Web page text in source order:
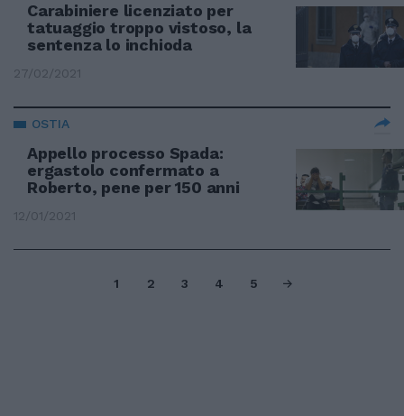
Carabiniere licenziato per
tatuaggio troppo vistoso, la
sentenza lo inchioda
27/02/2021
OSTIA
Appello processo Spada:
ergastolo confermato a
Roberto, pene per 150 anni
12/01/2021
1 2 3 4 5